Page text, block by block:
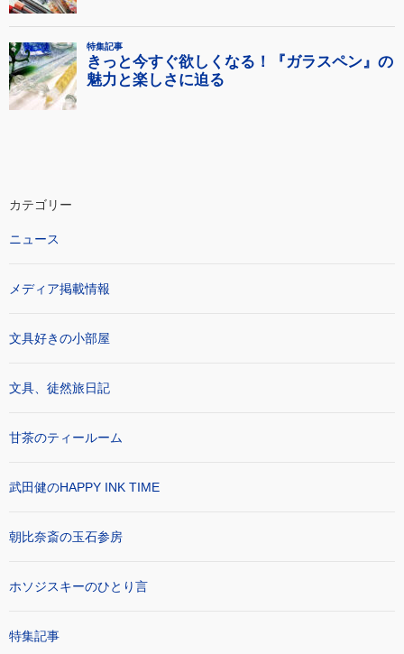
カテゴリー
ニュース
メディア掲載情報
文具好きの小部屋
文具、徒然旅日記
甘茶のティールーム
武田健のHAPPY INK TIME
朝比奈斎の玉石参房
ホソジスキーのひとり言
特集記事